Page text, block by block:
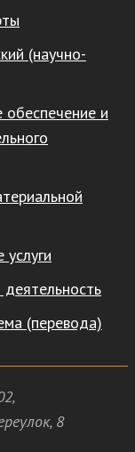
(научно-
обеспечение и
(перевода)
,
8